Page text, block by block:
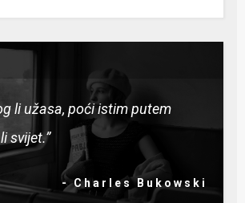
li užasa, poći istim putem
svijet.”
- Charles Bukowski